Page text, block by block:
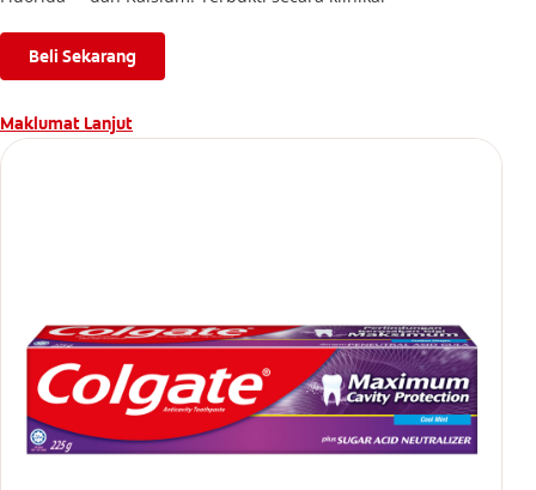
Beli Sekarang
Maklumat Lanjut